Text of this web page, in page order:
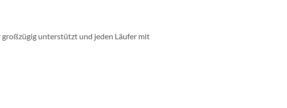
großzügig unterstützt und jeden Läufer mit